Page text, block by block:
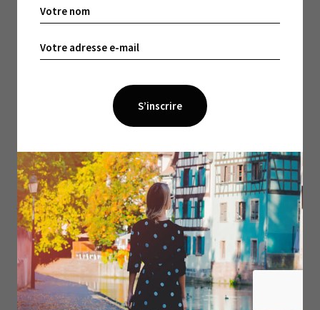
comme ingénieure informatique, développeur,
cariste? Pourquoi un garçon ne pourrait-il pas être
secrétaire de direction ? Pourquoi sur 87 familles
professionnelles, 12, seulement, devraient
Ces questions se posent dès le collège, au moment où
d’orientation», note Cécile qui voit bien que des
freins persistent. «Les collégiens ne vont pas aller
dans le détail mais vont associer des métiers à des
genres. Notre rôle est alors de leur demander ce qui
relève selon eux d’un métier d’homme ou de femme. Et
lorsque l’on commence à entrer dans la déconstruction,
ceux-ci se rendent compte qu’un homme peut
travailler dans le milieu des soins, une femme dans
celui de l’industrie, de la logistique». Que,